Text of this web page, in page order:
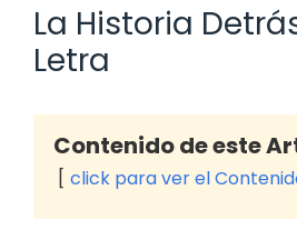
La Historia
Letra
Contenido de este
click para ver el